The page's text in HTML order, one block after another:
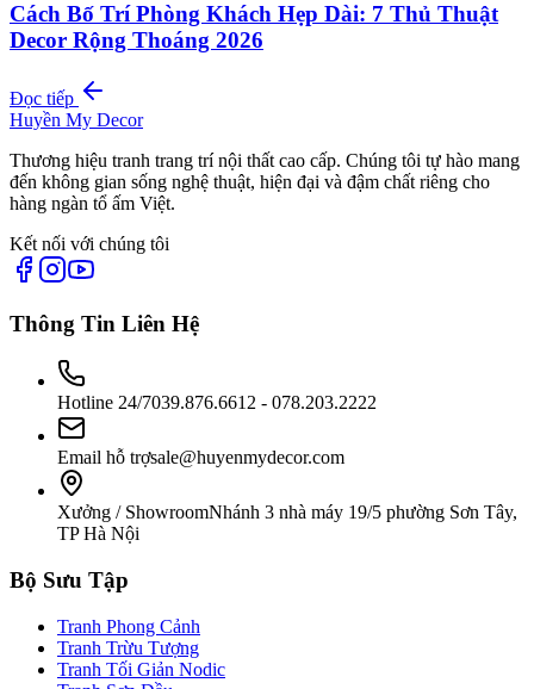
Cách Bố Trí Phòng Khách Hẹp Dài: 7 Thủ Thuật
Decor Rộng Thoáng 2026
Đọc tiếp
Huyền My Decor
Thương hiệu tranh trang trí nội thất cao cấp. Chúng tôi tự hào mang
đến không gian sống nghệ thuật, hiện đại và đậm chất riêng cho
hàng ngàn tổ ấm Việt.
Kết nối với chúng tôi
Thông Tin Liên Hệ
Hotline 24/7039.876.6612 - 078.203.2222
Email hỗ trợsale@huyenmydecor.com
Xưởng / ShowroomNhánh 3 nhà máy 19/5 phường Sơn Tây,
TP Hà Nội
Bộ Sưu Tập
Tranh Phong Cảnh
Tranh Trừu Tượng
Tranh Tối Giản Nodic